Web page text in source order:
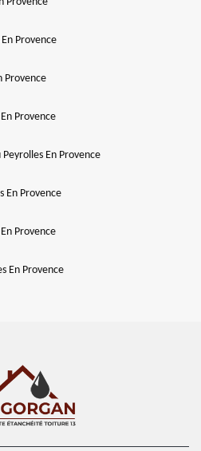
Provence
Provence
Provence
En Provence
En Provence
Provence
En Provence